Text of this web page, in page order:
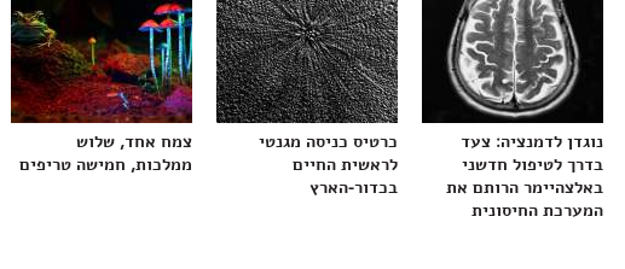
נוגדן לדמנציה: צעד
בדרך לטיפול חדשני
באלצהיימר הרותם את
המערכת החיסונית
כרטיס כניסה מגנטי
לראשית החיים
בכדור-הארץ
צמח אחד, שלוש
ממלכות, חמישה טריפים